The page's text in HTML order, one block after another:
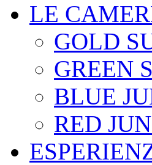
LE
GOLD
GREEN
BLUE
RED